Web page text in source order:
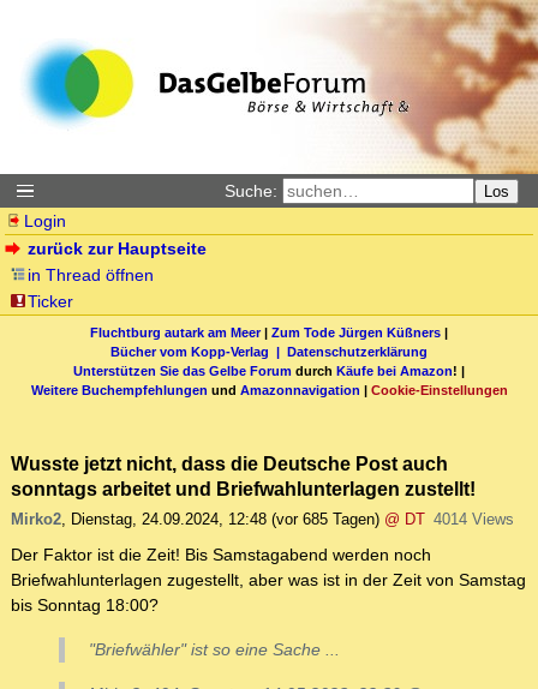
Suche: Los
Login
zurück zur Hauptseite
in Thread öffnen
Ticker
Fluchtburg autark am Meer| Zum Tode Jürgen Küßners |
Bücher vom Kopp-Verlag | Datenschutzerklärung
Unterstützen Sie das Gelbe Forum durch Käufe bei Amazon! |
Weitere Buchempfehlungen und Amazonnavigation | Cookie-Einstellungen
Wusste jetzt nicht, dass die Deutsche Post auch
sonntags arbeitet und Briefwahlunterlagen zustellt!
Mirko2, Dienstag, 24.09.2024, 12:48 (vor 685 Tagen) @ DT 4014 Views
Der Faktor ist die Zeit! Bis Samstagabend werden noch
Briefwahlunterlagen zugestellt, aber was ist in der Zeit von Samstag
bis Sonntag 18:00?
"Briefwähler" ist so eine Sache ...